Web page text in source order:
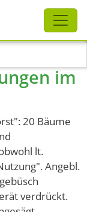
im
20 Bäume
lt.
Angebl.
verdrückt.
Schliessen